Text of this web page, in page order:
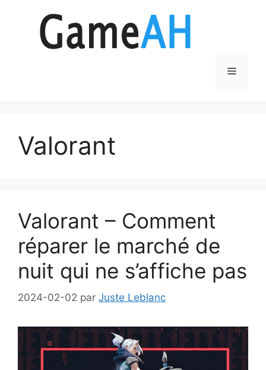
Menu
Valorant
Valorant – Comment
réparer le marché de
nuit qui ne s’affiche pas
2024-02-02 par Juste Leblanc